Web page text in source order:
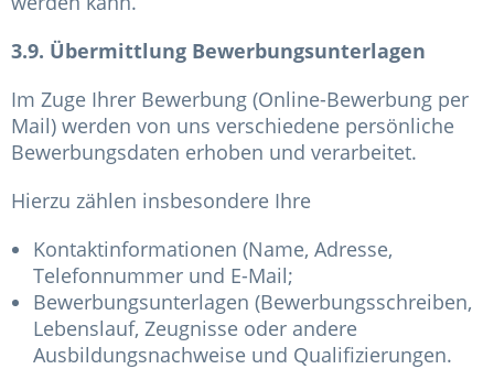
3.9. Übermittlung Bewerbungsunterlagen
Im Zuge Ihrer Bewerbung (Online-Bewerbung per
Mail) werden von uns verschiedene persönliche
Bewerbungsdaten erhoben und verarbeitet.
Hierzu zählen insbesondere Ihre
Kontaktinformationen (Name, Adresse,
Telefonnummer und E-Mail;
Bewerbungsunterlagen (Bewerbungsschreiben,
Lebenslauf, Zeugnisse oder andere
Ausbildungsnachweise und Qualifizierungen.